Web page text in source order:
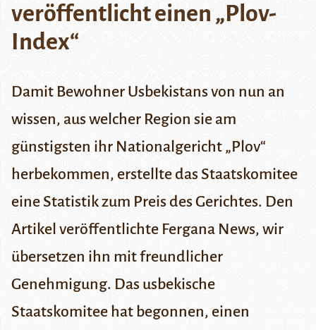
veröffentlicht einen „Plov-
Index“
Damit Bewohner Usbekistans von nun an
wissen, aus welcher Region sie am
günstigsten ihr Nationalgericht „Plov“
herbekommen, erstellte das Staatskomitee
eine Statistik zum Preis des Gerichtes. Den
Artikel veröffentlichte Fergana News, wir
übersetzen ihn mit freundlicher
Genehmigung. Das usbekische
Staatskomitee hat begonnen, einen